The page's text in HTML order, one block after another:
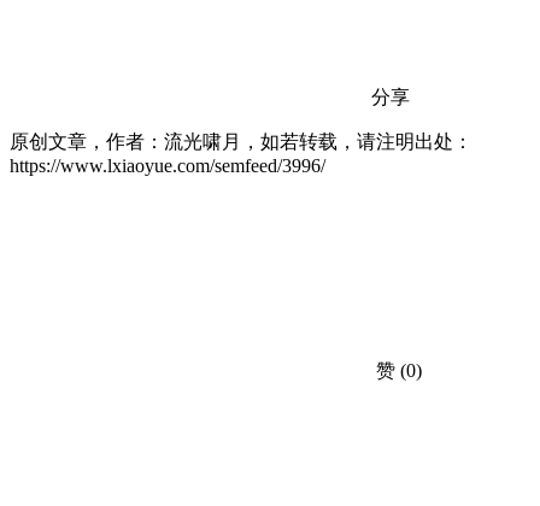
分享
原创文章，作者：流光啸月，如若转载，请注明出处：
https://www.lxiaoyue.com/semfeed/3996/
赞 (0)